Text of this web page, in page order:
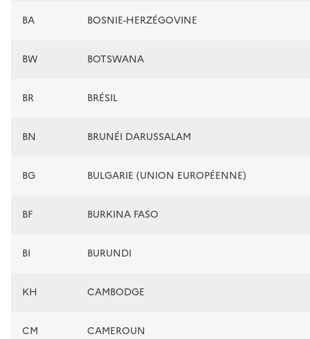
BA BOSNIE-HERZÉGOVINE
BW BOTSWANA
BR BRÉSIL
BN BRUNÉI DARUSSALAM
BG BULGARIE (UNION EUROPÉENNE)
BF BURKINA FASO
BI BURUNDI
KH CAMBODGE
CM CAMEROUN